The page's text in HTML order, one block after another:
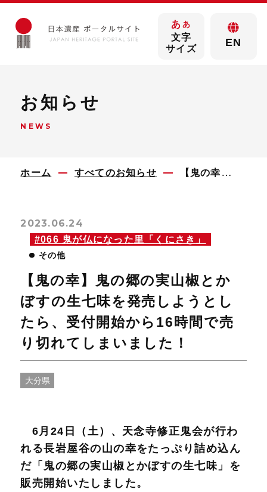
あ あ
文字
サイズ
EN
お知らせ
NEWS
ホーム すべてのお知らせ 【鬼の幸】鬼の郷の実山椒とかぼすの生七味を発売しようとしたら、受付開始から16時間で売り切れてしまいました！
2023.06.24
#066 鬼が仏になった里「くにさき」
その他
【鬼の幸】鬼の郷の実山椒とか
ぼすの生七味を発売しようとし
たら、受付開始から16時間で売
り切れてしまいました！
大分県
6月24日（土）、天念寺修正鬼会が行わ
れる長岩屋谷の山の幸をたっぷり詰め込ん
だ「鬼の郷の実山椒とかぼすの生七味」を
販売開始いたしました。